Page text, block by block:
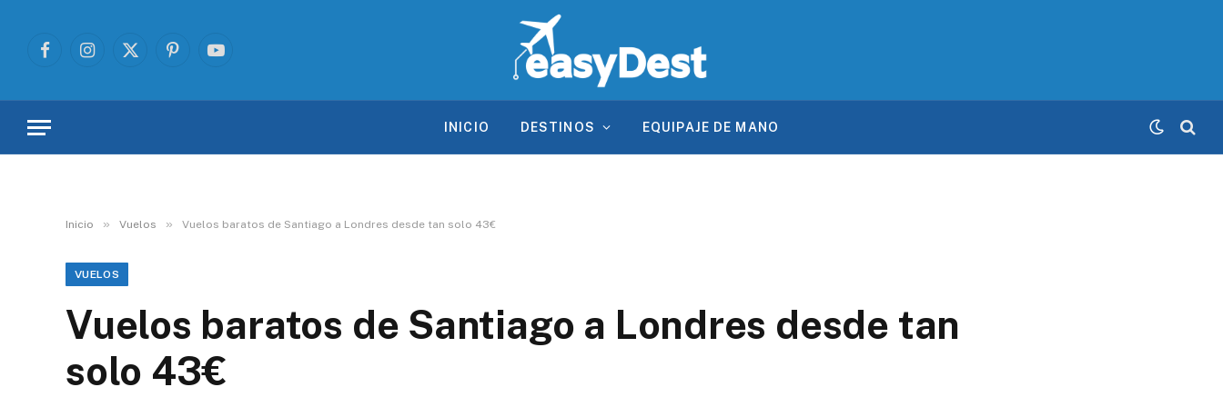
FacebookInstagram
X
PinterestYouTube
INICIO DESTINOS EQUIPAJE DE MANO
Inicio » Vuelos » Vuelos baratos de Santiago a Londres desde tan solo 43€
VUELOS
Vuelos baratos de Santiago a Londres desde tan
solo 43€